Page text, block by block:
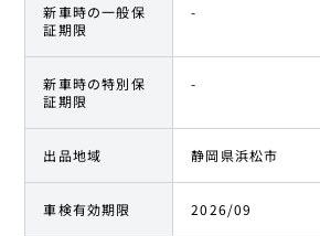
新車時の一般保
証期限
-
新車時の特別保
証期限
-
出品地域 静岡県浜松市
車検有効期限 2026/09